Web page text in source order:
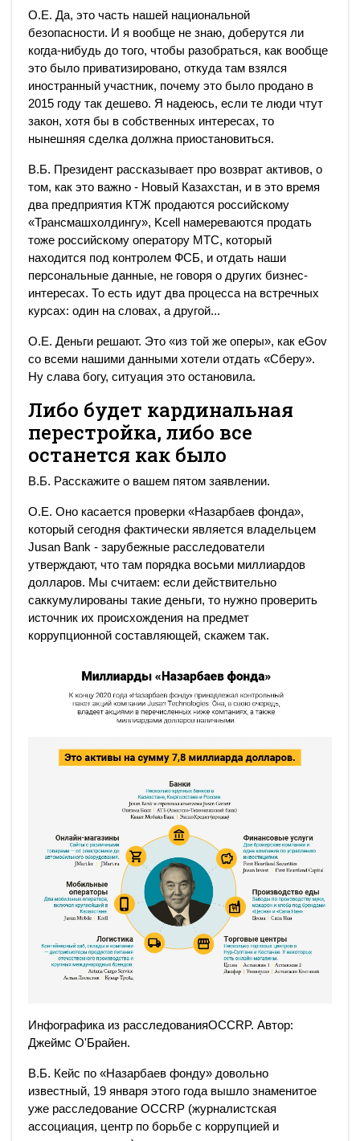
О.Е. Да, это часть нашей национальной
безопасности. И я вообще не знаю, доберутся ли
когда-нибудь до того, чтобы разобраться, как вообще
это было приватизировано, откуда там взялся
иностранный участник, почему это было продано в
2015 году так дешево. Я надеюсь, если те люди чтут
закон, хотя бы в собственных интересах, то
нынешняя сделка должна приостановиться.
В.Б. Президент рассказывает про возврат активов, о
том, как это важно - Новый Казахстан, и в это время
два предприятия КТЖ продаются российскому
«Трансмашхолдингу», Kcell намереваются продать
тоже российскому оператору МТС, который
находится под контролем ФСБ, и отдать наши
персональные данные, не говоря о других бизнес-
интересах. То есть идут два процесса на встречных
курсах: один на словах, а другой...
О.Е. Деньги решают. Это «из той же оперы», как eGov
со всеми нашими данными хотели отдать «Сберу».
Ну слава богу, ситуация это остановила.
Либо будет кардинальная
перестройка, либо все
останется как было
В.Б. Расскажите о вашем пятом заявлении.
О.Е. Оно касается проверки «Назарбаев фонда»,
который сегодня фактически является владельцем
Jusan Bank - зарубежные расследователи
утверждают, что там порядка восьми миллиардов
долларов. Мы считаем: если действительно
саккумулированы такие деньги, то нужно проверить
источник их происхождения на предмет
коррупционной составляющей, скажем так.
Инфографика из расследованияOCCRP. Автор:
Джеймс О'Брайен.
В.Б. Кейс по «Назарбаев фонду» довольно
известный, 19 января этого года вышло знаменитое
уже расследование OCCRP (журналистская
ассоциация, центр по борьбе с коррупцией и